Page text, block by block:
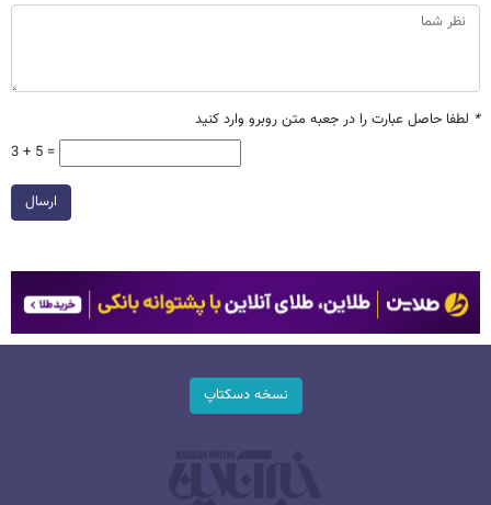
* لطفا حاصل عبارت را در جعبه متن روبرو وارد کنید
3 + 5 =
ارسال
نسخه دسکتاپ